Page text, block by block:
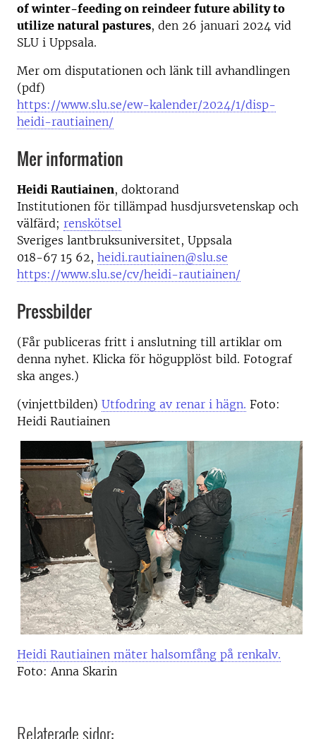
of winter-feeding on reindeer future ability to
utilize natural pastures, den 26 januari 2024 vid
SLU i Uppsala.
Mer om disputationen och länk till avhandlingen
(pdf)
https://www.slu.se/ew-kalender/2024/1/disp-
heidi-rautiainen/
Mer information
Heidi Rautiainen, doktorand
Institutionen för tillämpad husdjursvetenskap och
välfärd; renskötsel
Sveriges lantbruksuniversitet, Uppsala
018-67 15 62, heidi.rautiainen@slu.se
https://www.slu.se/cv/heidi-rautiainen/
Pressbilder
(Får publiceras fritt i anslutning till artiklar om
denna nyhet. Klicka för högupplöst bild. Fotograf
ska anges.)
(vinjettbilden) Utfodring av renar i hägn. Foto:
Heidi Rautiainen
Heidi Rautiainen mäter halsomfång på renkalv.
Foto: Anna Skarin
Relaterade sidor: